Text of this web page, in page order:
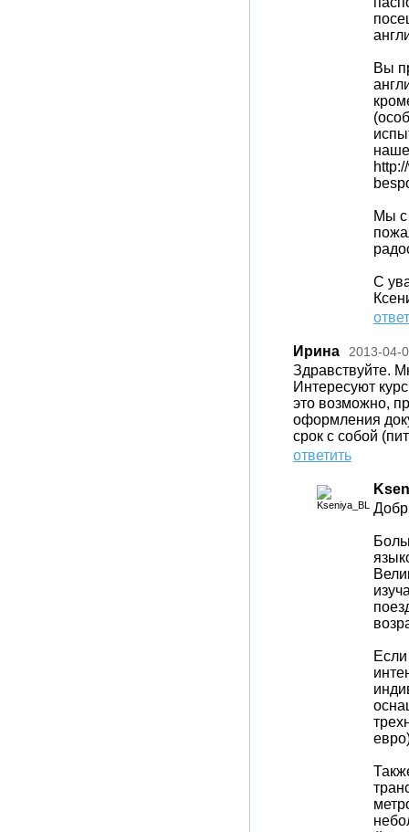
Вы
Мы с
С
Ирина 2013-04-
Здравствуйте.
Интересуют
это возможно,
оформления
срок с собой
ответить